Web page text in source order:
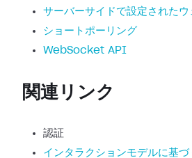
サーバーサイドで設定されたウ
ショートポーリング
WebSocket API
関連リンク
認証
インタラクションモデルに基